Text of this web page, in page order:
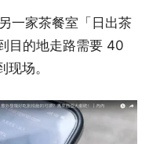
一家茶餐室「日出茶
目的地走路需要 40
场。